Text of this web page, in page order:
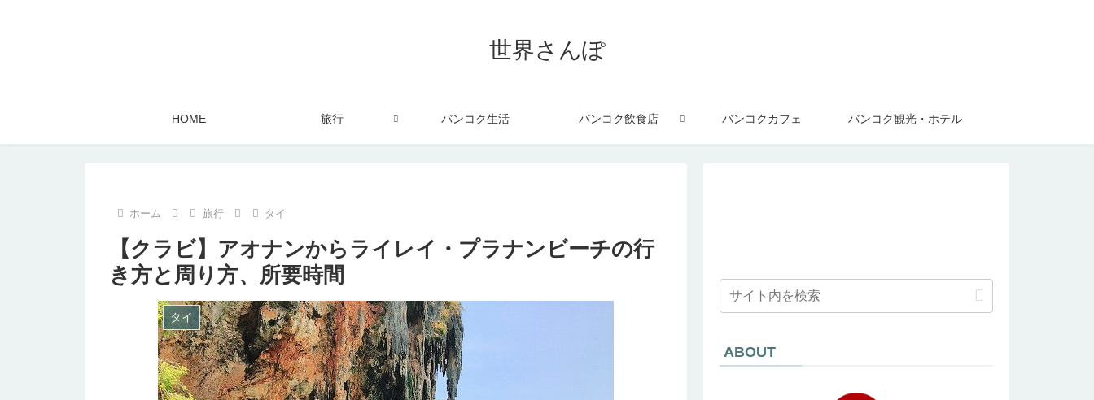
世界さんぽ
HOME 旅行 バンコク生活 バンコク飲食店 バンコクカフェ バンコク観光・ホテル
ホーム 旅行 タイ
【クラビ】アオナンからライレイ・プラナンビーチの行
き方と周り方、所要時間
タイ
ABOUT